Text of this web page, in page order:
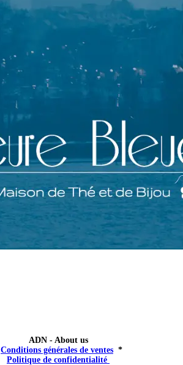
ADN - About us
Conditions générales de ventes *
Politique de confidentialité